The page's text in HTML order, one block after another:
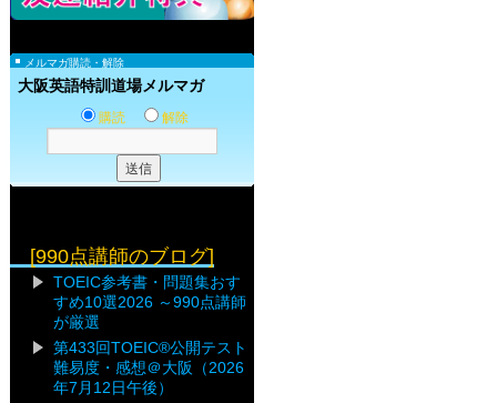
メルマガ購読・解除
大阪英語特訓道場メルマガ
購読 解除
[990点講師のブログ]
TOEIC参考書・問題集おす
すめ10選2026 ～990点講師
が厳選
第433回TOEIC®公開テスト
難易度・感想＠大阪（2026
年7月12日午後）